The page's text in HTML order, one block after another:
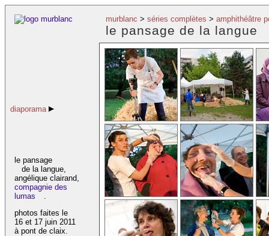
diaporama
le pansage
de la langue,
angélique clairand,
compagnie des
lumas
.
photos faites le
16 et 17 juin 2011
à pont de claix.
murblanc > séries complètes > amphithéâtre
le pansage de la langue